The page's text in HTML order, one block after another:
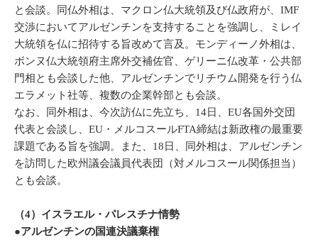
と会談。同仏外相は、マクロン仏大統領及び仏政府が、IMF
交渉においてアルゼンチンを支持することを強調し、ミレイ
大統領を仏に招待する旨改めて言及。モンディーノ外相は、
ボンヌ仏大統領府主席外交補佐官、ゲリーニ仏改革・公共部
門相とも会談した他、アルゼンチンでリチウム開発を行う仏
エラメット社等、複数の企業幹部とも会談。
なお、同外相は、今次訪仏に先立ち、14日、EU各国外交団
代表と会談し、EU・メルコスールFTA締結は新政権の最重要
課題である旨を強調。また、18日、同外相は、アルゼンチン
を訪問した欧州議会議員代表団（対メルコスール関係担当）
とも会談。
（4）イスラエル・パレスチナ情勢
●アルゼンチンの国連決議棄権